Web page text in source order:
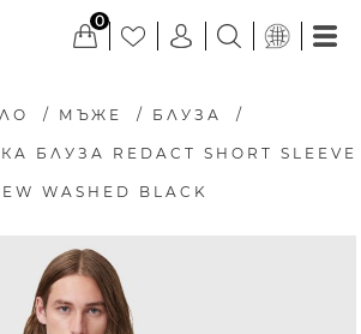
0
/ МЪЖЕ / БЛУЗА /
БЛУЗА REDACT SHORT SLEEVE
WASHED BLACK